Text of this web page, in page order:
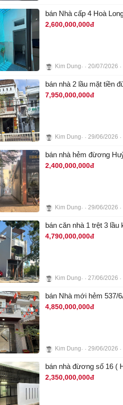
bán Nhà cấp 4 Hoà
2,600,000,000đ
Kim Dung 20/07/2026
bán nhà 2 lầu mặt tiền
7,950,000,000đ
Kim Dung 29/06/2026
bán nhà hẻm đừơng
2,400,000,000đ
Kim Dung 29/06/2026
bán căn nhà 1 trệt 3
4,790,000,000đ
Kim Dung 27/06/2026
bán Nhà mới hẻm 537/
4,850,000,000đ
Kim Dung 29/06/2026
bán nhà đừơng số 16 (
2,350,000,000đ